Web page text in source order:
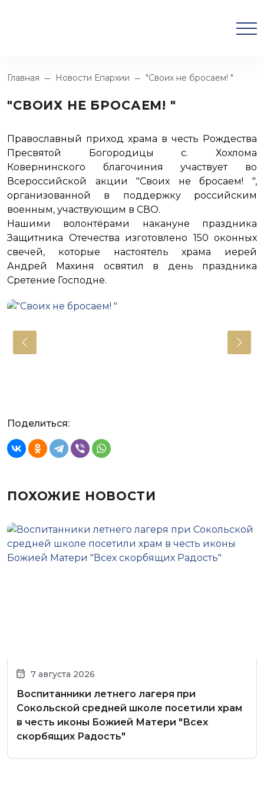
Главная Новости Епархии "Своих не бросаем! "
"СВОИХ НЕ БРОСАЕМ! "
Православный приход храма в честь Рождества
Пресвятой Богородицы с. Хохлома
Ковернинского благочиния участвует во
Всероссийской акции "Своих не бросаем! ",
организованной в поддержку российским
военным, участвующим в СВО.
Нашими волонтёрами накануне праздника
Защитника Отечества изготовлено 150 оконных
свечей, которые настоятель храма иерей
Андрей Махиня освятил в день праздника
Сретение Господне.
Поделиться:
ПОХОЖИЕ НОВОСТИ
7 августа 2026
Воспитанники летнего лагеря при
Сокольской средней школе посетили храм
в честь иконы Божией Матери "Всех
скорбящих Радость"